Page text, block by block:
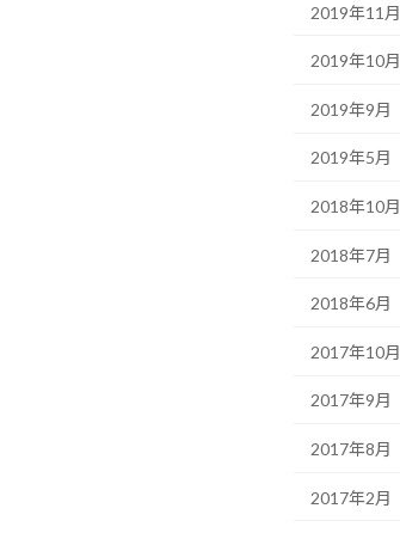
2019年11月
2019年10月
2019年9月
2019年5月
2018年10月
2018年7月
2018年6月
2017年10月
2017年9月
2017年8月
2017年2月